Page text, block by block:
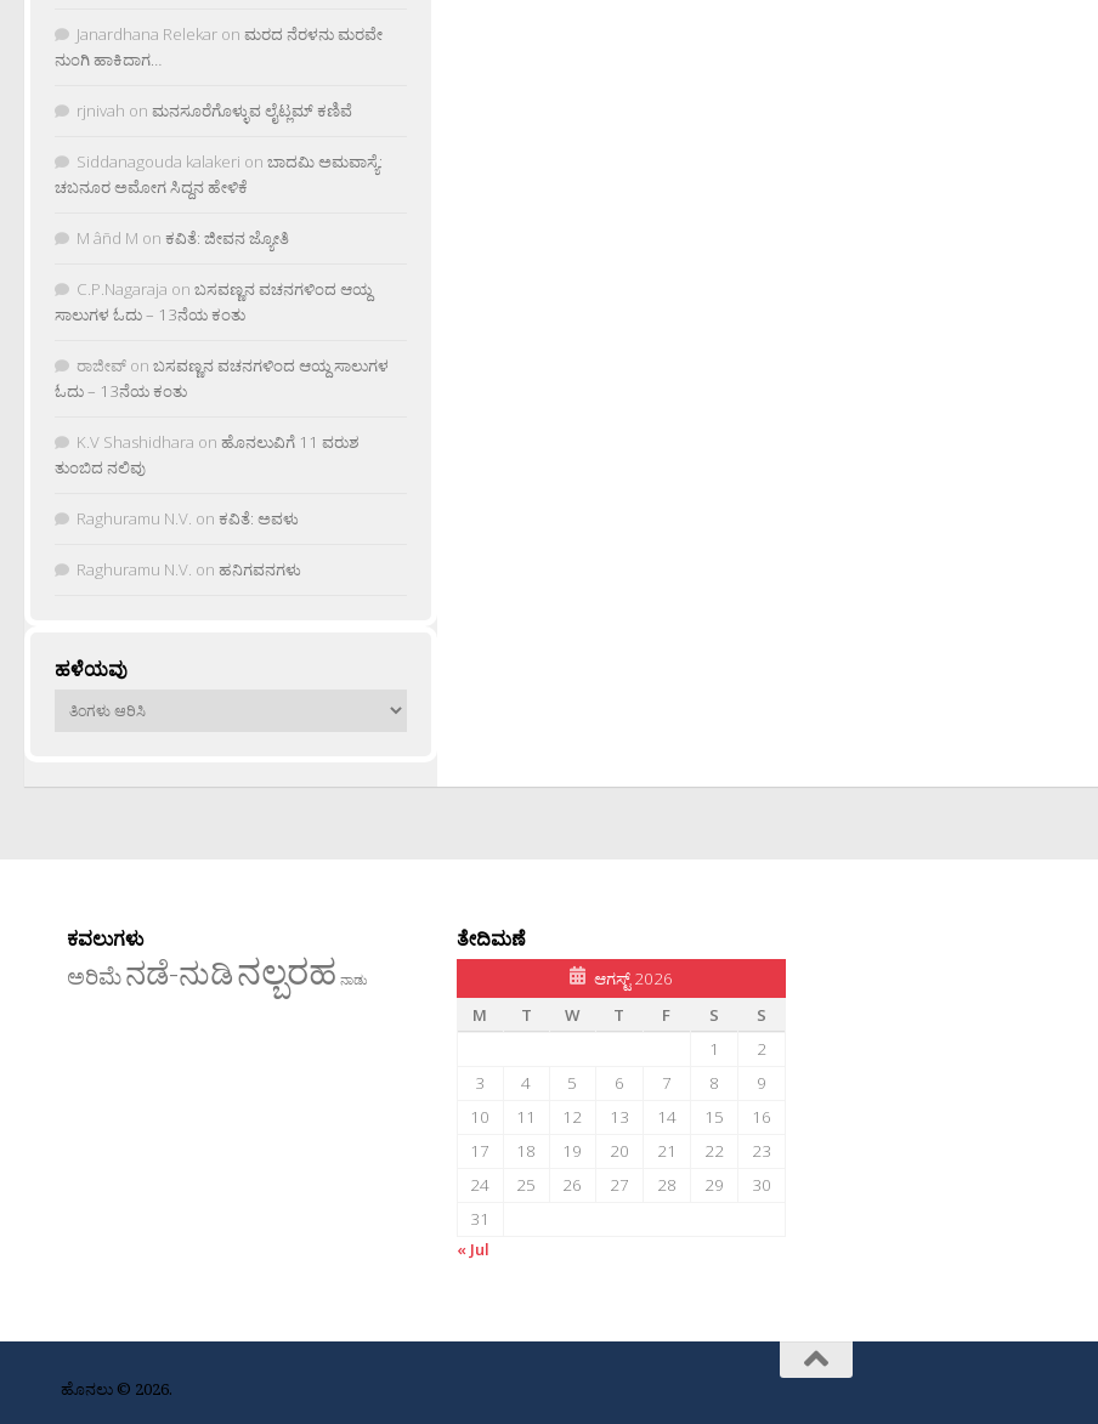
Janardhana Relekar on ಮರದ ನೆರಳನು ಮರವೇ
ನುಂಗಿ ಹಾಕಿದಾಗ…
rjnivah on ಮನಸೂರೆಗೊಳ್ಳುವ ಲೈಟ್ಲಮ್ ಕಣಿವೆ
Siddanagouda kalakeri on ಬಾದಮಿ ಅಮವಾಸ್ಯೆ:
ಚಬನೂರ ಅಮೋಗ ಸಿದ್ದನ ಹೇಳಿಕೆ
M âñd M on ಕವಿತೆ: ಜೀವನ ಜ್ಯೋತಿ
C.P.Nagaraja on ಬಸವಣ್ಣನ ವಚನಗಳಿಂದ ಆಯ್ದ
ಸಾಲುಗಳ ಓದು – 13ನೆಯ ಕಂತು
ರಾಜೀವ್ on ಬಸವಣ್ಣನ ವಚನಗಳಿಂದ ಆಯ್ದ ಸಾಲುಗಳ
ಓದು – 13ನೆಯ ಕಂತು
K.V Shashidhara on ಹೊನಲುವಿಗೆ 11 ವರುಶ
ತುಂಬಿದ ನಲಿವು
Raghuramu N.V. on ಕವಿತೆ: ಅವಳು
Raghuramu N.V. on ಹನಿಗವನಗಳು
ಹಳೆಯವು
ಹಳೆಯವು
ಕವಲುಗಳು
ಅರಿಮೆನಡೆ-ನುಡಿನಲ್ಬರಹ ನಾಡು
ತೇದಿಮಣೆ
ಆಗಸ್ಟ್ 2026
M
T W T F S
S
1
2
3
4 5 6 7 8
9
10
11 12 13 14 15
16
17
18 19 20 21 22
23
24
25 26 27 28 29
30
31
« Jul
ಹೊನಲು © 2026.